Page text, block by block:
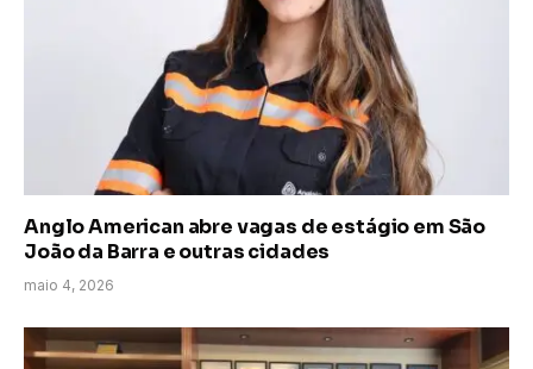
Anglo American abre vagas de estágio em São
João da Barra e outras cidades
maio 4, 2026